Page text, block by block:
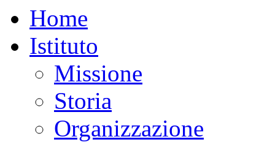
Home
Istituto
Missione
Storia
Organizzazione